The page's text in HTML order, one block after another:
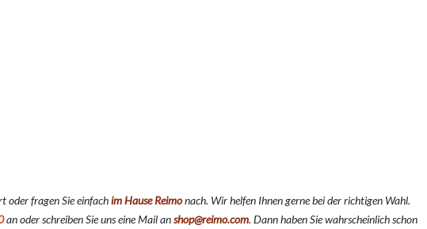
oder fragen Sie einfachim Hause Reimonach. Wir helfen Ihnen gerne bei der richtigen Wahl.
an oder schreiben Sie uns eine Mail anshop@reimo.com. Dann haben Sie wahrscheinlich schon